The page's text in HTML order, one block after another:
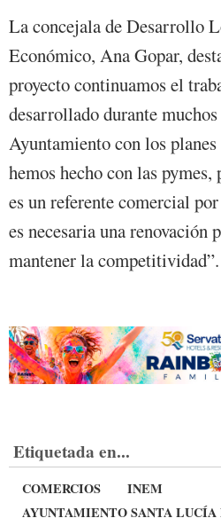
La concejala de Desarrollo
Económico, Ana Gopar,
proyecto continuamos el
desarrollado durante muchos
Ayuntamiento con los
hemos hecho con las
es un referente comercial
es necesaria una renovación
mantener la competitividad”.
Etiquetada en...
COMERCIOS
INEM
AYUNTAMIENTO SANTA